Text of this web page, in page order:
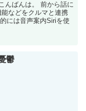
んばんは。 前から話に
などをクルマと連携
には音声案内Siriを使
鬱